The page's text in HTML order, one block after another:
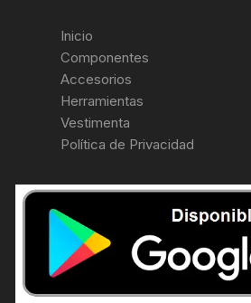
Inicio
Componentes
Accesorios
Herramientas
Vestimenta
Política de Privacidad